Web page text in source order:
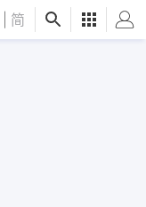
简